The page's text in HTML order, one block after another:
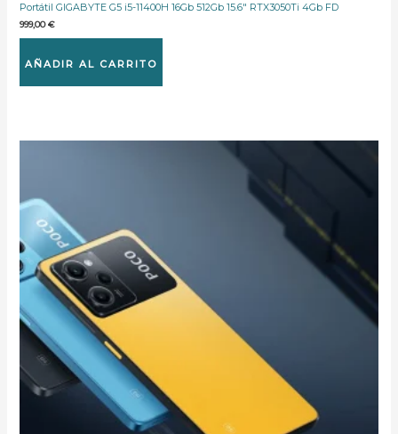
Portátil GIGABYTE G5 i5-11400H 16Gb 512Gb 15.6″ RTX3050Ti 4Gb FD
999,00€
AÑADIR AL CARRITO